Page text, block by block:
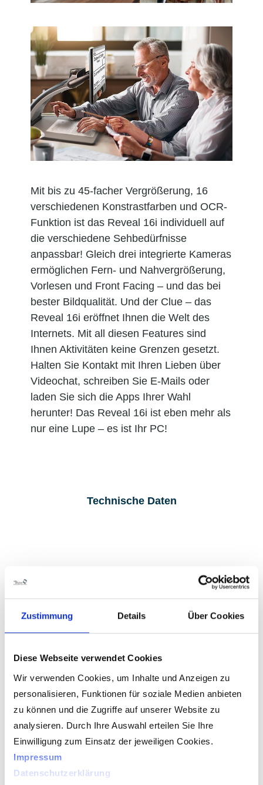
Zustimmung Details Über Cookies
Diese Webseite verwendet Cookies
Wir verwenden Cookies, um Inhalte und Anzeigen zu
personalisieren, Funktionen für soziale Medien anbieten
zu können und die Zugriffe auf unserer Website zu
analysieren. Durch Ihre Auswahl erteilen Sie Ihre
Einwilligung zum Einsatz der jeweiligen Cookies.
Impressum
Datenschutzerklärung
Mit bis zu 45-facher Vergrößerung, 16
verschiedenen Konstrastfarben und OCR-
Funktion ist das Reveal 16i individuell auf
die verschiedene Sehbedürfnisse
anpassbar! Gleich drei integrierte Kameras
ermöglichen Fern- und Nahvergrößerung,
Vorlesen und Front Facing – und das bei
bester Bildqualität. Und der Clue – das
Reveal 16i eröffnet Ihnen die Welt des
Internets. Mit all diesen Features sind
Ihnen Aktivitäten keine Grenzen gesetzt.
Halten Sie Kontakt mit Ihren Lieben über
Videochat, schreiben Sie E-Mails oder
laden Sie sich die Apps Ihrer Wahl
herunter! Das Reveal 16i ist eben mehr als
nur eine Lupe – es ist Ihr PC!
Technische Daten
Bildschirm: